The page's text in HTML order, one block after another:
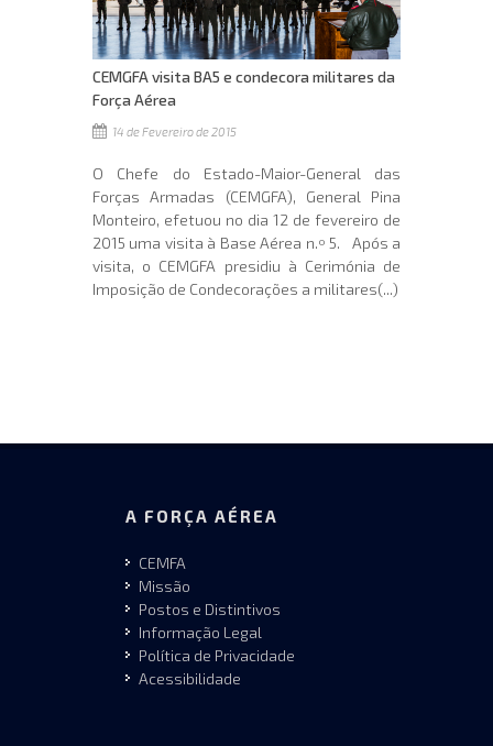
CEMGFA visita BA5 e condecora militares da
Força Aérea
14 de Fevereiro de 2015
O Chefe do Estado-Maior-General das
Forças Armadas (CEMGFA), General Pina
Monteiro, efetuou no dia 12 de fevereiro de
2015 uma visita à Base Aérea n.º 5. Após a
visita, o CEMGFA presidiu à Cerimónia de
Imposição de Condecorações a militares(...)
A FORÇA AÉREA
CEMFA
Missão
Postos e Distintivos
Informação Legal
Política de Privacidade
Acessibilidade